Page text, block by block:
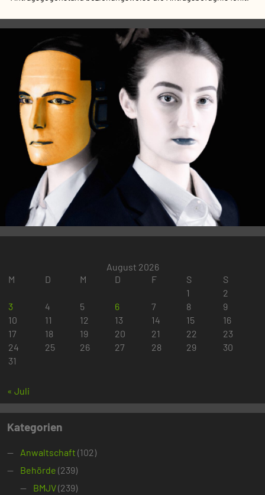
August 2026
M
D M D F S
S
1
2
3
4 5 6 7 8
9
10
11 12 13 14 15
16
17
18 19 20 21 22
23
24
25 26 27 28 29
30
31
« Juli
Kategorien
Anwaltschaft (102)
Behörde (239)
BMJV(239)